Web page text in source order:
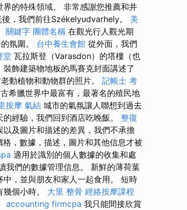
的特殊領域。 非常感謝您推薦和井
，我們前往Székelyudvarhely。 美
關鍵字 團體名稱 在觀光行人觀光期
氛圍。 台中養生會館 從外面，我們
堂 瓦拉斯登（Varasdon）的塔樓（也
飾建築物地板的馬賽克封面講述了
動植物和動物群的照片。 記帳士 考
希臘世界中最富有，最著名的殖民地
按摩 氣結 城市的氣氛讓人聯想到過去
經驗，我們回到酒店吃晚飯。 整復
及圖片和描述的差異，我們不承擔
格，數據，描述，圖片和其他信息才被
適用於識別的個人數據的收集和處
我們的數據管理信息。 新鮮的薄荷葉
，並與朋友和家人一起食用。 短時
個小時。 大里 整骨 經絡按摩課程
accounting firmcpa 我只能間接欣賞